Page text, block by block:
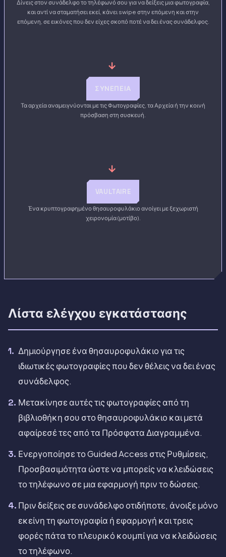
Δίνεις στον συνάδελφο το τηλέφωνό σου για να δείξεις μια φωτογραφία,
και αντί να σταματήσει εκεί, κάνει swipe στην επόμενη και στην
επόμενη, σε εικόνες που δεν είχες σκοπό ποτέ να δει ένας συνάδελφος.
→
ΣΥΝΈΠΕΙΑ
Τα αρχεία αναμειγνύονται με τις Φωτογραφίες, τα Αρχεία ή την κοινή
πρόσβαση στη συσκευή.
→
VAULTAIRE
Ένα κρυπτογραφημένο θησαυροφυλάκιο ανοίγει με ξεχωριστή
χειρονομία (μοτίβο).
Λίστα ελέγχου εγκατάστασης
Δημιούργησε ένα θησαυροφυλάκιο για τις
ιδιωτικές φωτογραφίες που δεν θέλεις να δει ένας
συνάδελφος.
Μετακίνησε αυτές τις φωτογραφίες από τη
βιβλιοθήκη σου στο θησαυροφυλάκιο και μετά
αφαίρεσέ τες από τα Πρόσφατα Διαγραμμένα.
Ενεργοποίησε το Guided Access στις Ρυθμίσεις,
Προσβασιμότητα ώστε να μπορείς να κλειδώσεις
το τηλέφωνο σε μια εφαρμογή πριν το δώσεις.
Πριν δείξεις σε συνάδελφο οτιδήποτε, άνοιξε μόνο
εκείνη τη φωτογραφία ή εφαρμογή και τρεις
φορές πάτα το πλευρικό κουμπί για να κλειδώσεις
το τηλέφωνο.